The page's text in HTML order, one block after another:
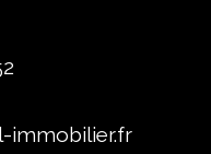
immobilier.fr